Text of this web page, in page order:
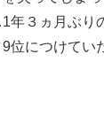
３ヵ月ぶり
位につけてい